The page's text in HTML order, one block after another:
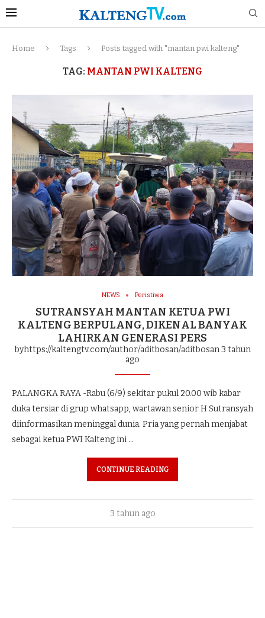
Home Tags Posts tagged with "mantan pwi kalteng"
TAG: MANTAN PWI KALTENG
NEWS Peristiwa
SUTRANSYAH MANTAN KETUA PWI
KALTENG BERPULANG, DIKENAL BANYAK
LAHIRKAN GENERASI PERS
byhttps://kaltengtv.com/author/aditbosan/aditbosan3 tahun
ago
PALANGKA RAYA -Rabu (6/9) sekitar pukul 20.00 wib kabar
duka tersiar di grup whatsapp, wartawan senior H Sutransyah
diinformasikan meninggal dunia. Pria yang pernah menjabat
sebagai ketua PWI Kalteng ini …
CONTINUE READING
3 tahun ago